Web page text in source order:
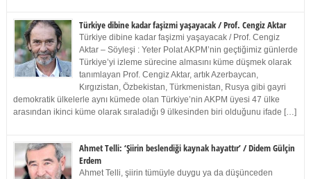
Türkiye dibine kadar faşizmi yaşayacak / Prof. Cengiz Aktar
Türkiye dibine kadar faşizmi yaşayacak / Prof. Cengiz
Aktar – Söyleşi : Yeter Polat AKPM’nin geçtiğimiz günlerde
Türkiye’yi izleme sürecine almasını küme düşmek olarak
tanımlayan Prof. Cengiz Aktar, artık Azerbaycan,
Kırgızistan, Özbekistan, Türkmenistan, Rusya gibi gayri
demokratik ülkelerle aynı kümede olan Türkiye’nin AKPM üyesi 47 ülke
arasından ikinci küme olarak sıraladığı 9 ülkesinden biri olduğunu ifade […]
Ahmet Telli: ‘Şiirin beslendiği kaynak hayattır’ / Didem Gülçin
Erdem
Ahmet Telli, şiirin tümüyle duygu ya da düşünceden